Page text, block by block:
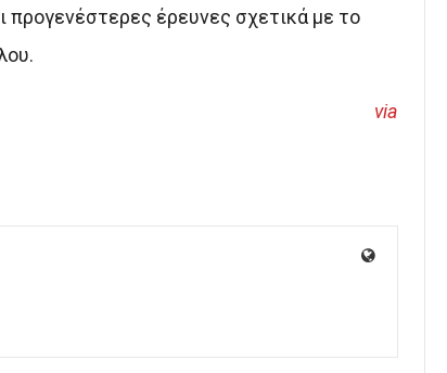
προγενέστερες έρευνες σχετικά με το
via